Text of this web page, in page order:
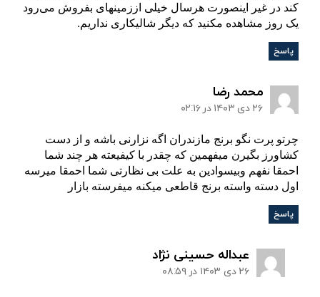
کند در غیر اینصورت هرسال خیلی اززمینهای بفروش می‌رود
یک روز مشاهده مکنید که دیگر شالیکاری نداریم.
پاسخ
محمد رضا
۲۶ دی ۱۴۰۳ در ۰۲:۱۶
چرتو پرت نگو برنج مازندران اگه نزارنی باشه و از دست
کشاورز بگیرن میفهمین که چقدر با کیفیعته هر چند شما
احمقا نفهم وبیسوادین به علت بی نظارتی شما احمقا میرسه
اول دسته واسته برنج قاطعی میکنه میفرسته بازار
پاسخ
عبداله حسینی نژاد
:
۲۶ دی ۱۴۰۳ در ۰۸:۵۹